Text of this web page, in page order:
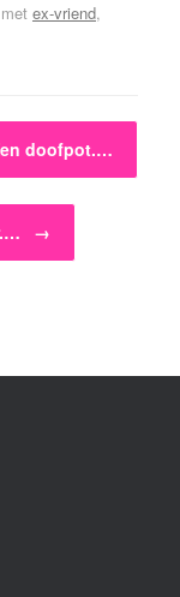
ex-vriend,
doofpot.…
→